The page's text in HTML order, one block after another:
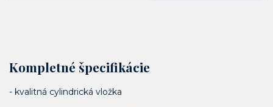
Kompletné špecifikácie
- kvalitná cylindrická vložka